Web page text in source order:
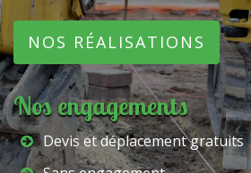
NOS RÉALISATIONS
Nos engagements
Devis et déplacement gratuits